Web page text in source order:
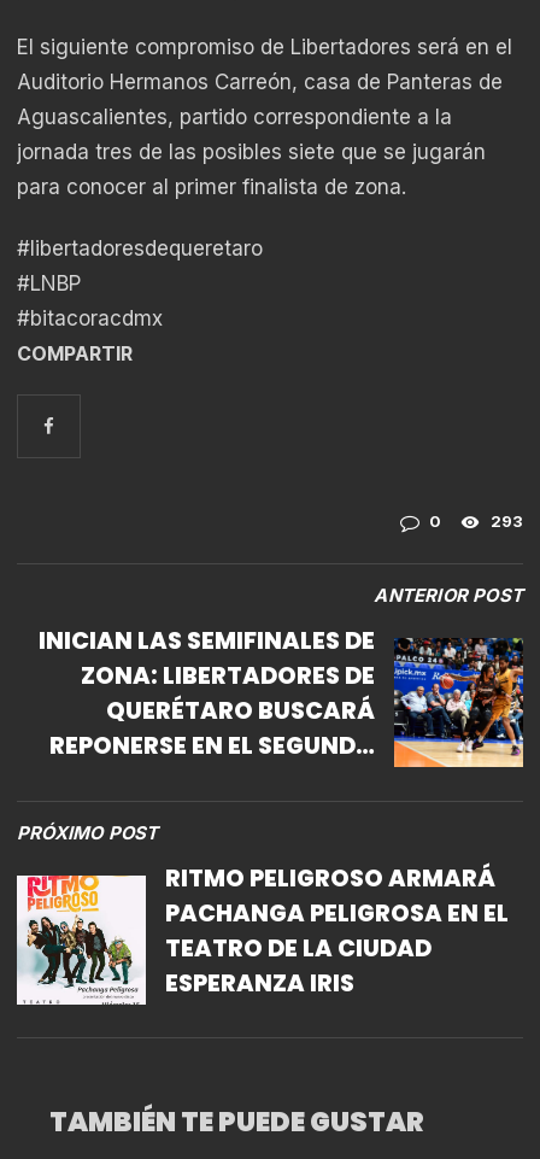
El siguiente compromiso de Libertadores será en el
Auditorio Hermanos Carreón, casa de Panteras de
Aguascalientes, partido correspondiente a la
jornada tres de las posibles siete que se jugarán
para conocer al primer finalista de zona.
#libertadoresdequeretaro
#LNBP
#bitacoracdmx
COMPARTIR
0 293
ANTERIOR POST
INICIAN LAS SEMIFINALES DE
ZONA: LIBERTADORES DE
QUERÉTARO BUSCARÁ
REPONERSE EN EL SEGUNDO
PRÓXIMO POST
RITMO PELIGROSO ARMARÁ
PACHANGA PELIGROSA EN EL
TEATRO DE LA CIUDAD
ESPERANZA IRIS
TAMBIÉN TE PUEDE GUSTAR